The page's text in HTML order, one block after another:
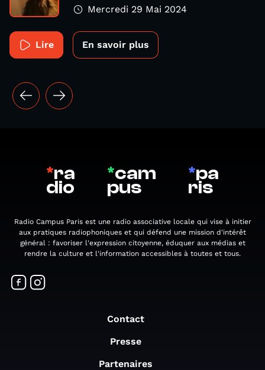
Mercredi 29 Mai 2024
Lire En savoir plus
*ra
dio
*cam
pus
*pa
ris
Radio Campus Paris est une radio associative locale qui vise à initier
aux pratiques radiophoniques et qui défend une mission d'intérêt
général : favoriser l'expression citoyenne, éduquer aux médias et
rendre la culture et l'information accessibles à toutes et tous.
Contact
Presse
Partenaires